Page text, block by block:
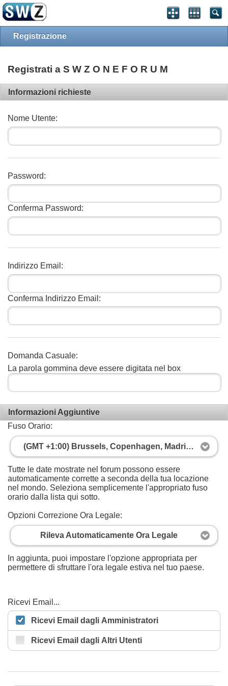
Registrazione
Registrati a S W Z O N E F O R U M
Informazioni richieste
Nome Utente:
Password:
Conferma Password:
Indirizzo Email:
Conferma Indirizzo Email:
Domanda Casuale:
La parola gommina deve essere digitata nel box
Informazioni Aggiuntive
Fuso Orario:
(GMT +1:00) Brussels, Copenhagen, Madrid, Parigi
Tutte le date mostrate nel forum possono essere
automaticamente corrette a seconda della tua locazione
nel mondo. Seleziona semplicemente l'appropriato fuso
orario dalla lista qui sotto.
Opzioni Correzione Ora Legale:
Rileva Automaticamente Ora Legale
In aggiunta, puoi impostare l'opzione appropriata per
permettere di sfruttare l'ora legale estiva nel tuo paese.
Ricevi Email...
Ricevi Email dagli Amministratori
Ricevi Email dagli Altri Utenti